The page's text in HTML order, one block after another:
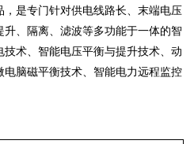
是专门针对供电线路长、末端电压
、隔离、滤波等多功能于一体的智
术、智能电压平衡与提升技术、动
脑磁平衡技术、智能电力远程监控